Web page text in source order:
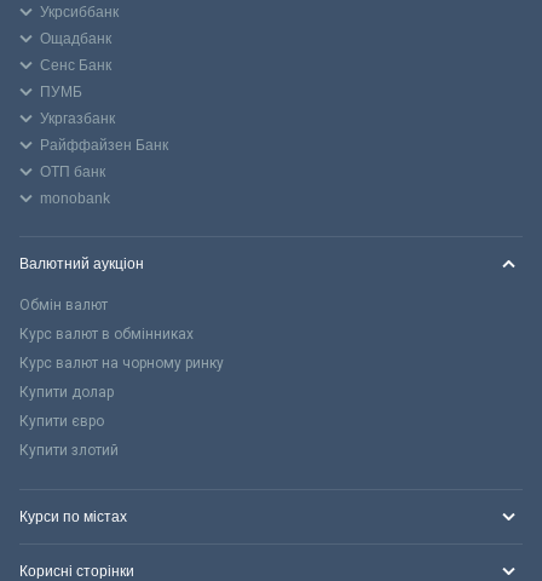
Укрсиббанк
Ощадбанк
Сенс Банк
ПУМБ
Укргазбанк
Райффайзен Банк
ОТП банк
monobank
Валютний аукціон
Обмін валют
Курс валют в обмінниках
Курс валют на чорному ринку
Купити долар
Купити євро
Купити злотий
Курси по містах
Корисні сторінки